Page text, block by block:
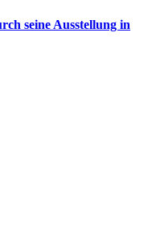
seine Ausstellung in